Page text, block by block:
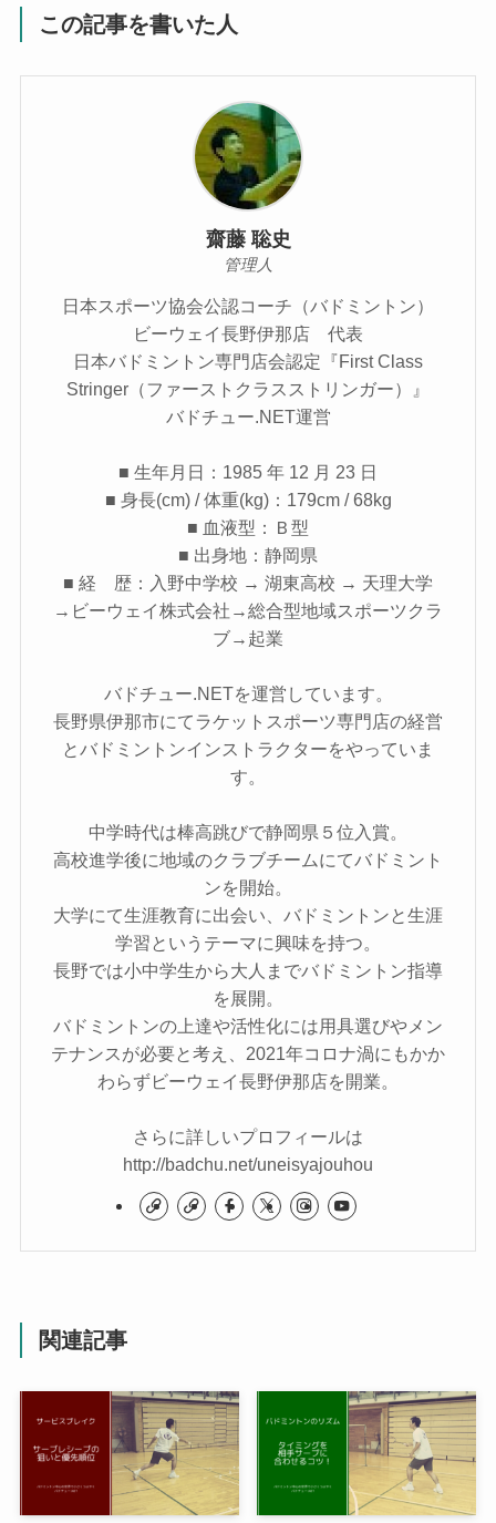
この記事を書いた人
齋藤 聡史
管理人
日本スポーツ協会公認コーチ（バドミントン）
ビーウェイ長野伊那店 代表
日本バドミントン専門店会認定『First Class
Stringer（ファーストクラスストリンガー）』
バドチュー.NET運営
■ 生年月日：1985 年 12 月 23 日
■ 身長(cm) / 体重(kg)：179cm / 68kg
■ 血液型：Ｂ型
■ 出身地：静岡県
■ 経 歴：入野中学校 → 湖東高校 → 天理大学
→ビーウェイ株式会社→総合型地域スポーツクラ
ブ→起業
バドチュー.NETを運営しています。
長野県伊那市にてラケットスポーツ専門店の経営
とバドミントンインストラクターをやっていま
す。
中学時代は棒高跳びで静岡県５位入賞。
高校進学後に地域のクラブチームにてバドミント
ンを開始。
大学にて生涯教育に出会い、バドミントンと生涯
学習というテーマに興味を持つ。
長野では小中学生から大人までバドミントン指導
を展開。
バドミントンの上達や活性化には用具選びやメン
テナンスが必要と考え、2021年コロナ渦にもかか
わらずビーウェイ長野伊那店を開業。
さらに詳しいプロフィールは
http://badchu.net/uneisyajouhou
関連記事